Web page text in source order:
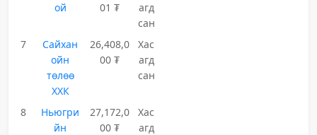
ой
01 ₮
агд
сан
7
Сайхан
ойн
төлөө
ХХК
26,408,0
00 ₮
Хас
агд
сан
8
Ньюгри
йн
27,172,0
00 ₮
Хас
агд